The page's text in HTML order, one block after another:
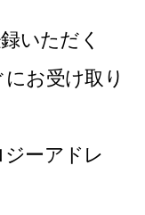
いただく
お受け取り
ジーアドレ